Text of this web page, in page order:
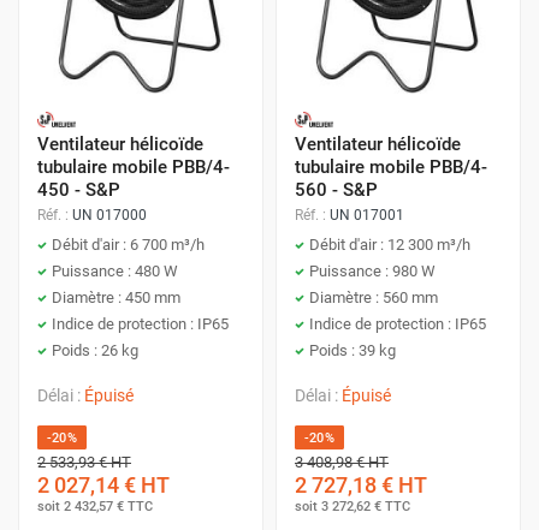
Ventilateur hélicoïde
tubulaire mobile PBB/4-
450 - S&P
Réf. : UN 017000
Débit d'air : 6 700 m³/h
Puissance : 480 W
Diamètre : 450 mm
Indice de protection : IP65
Poids : 26 kg
Délai : Épuisé
-20%
2 533,93 €HT
2 027,14 € HT
soit 2 432,57 € TTC
Ventilateur hélicoïde
tubulaire mobile PBB/4-
560 - S&P
Réf. : UN 017001
Débit d'air : 12 300 m³/h
Puissance : 980 W
Diamètre : 560 mm
Indice de protection : IP65
Poids : 39 kg
Délai : Épuisé
-20%
3 408,98 €HT
2 727,18 € HT
soit 3 272,62 € TTC